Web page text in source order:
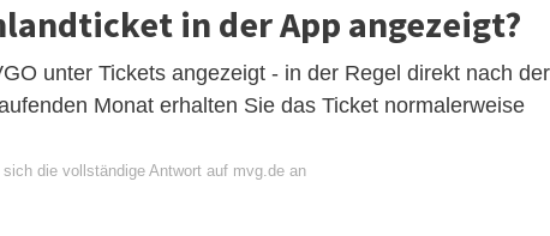
in der App angezeigt?
unter Tickets angezeigt - in der Regel direkt nach der
Monat erhalten Sie das Ticket normalerweise
sich die vollständige Antwort auf mvg.de an